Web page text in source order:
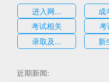
进入网...
成
考试相关
考
录取及...
新
近期新闻: